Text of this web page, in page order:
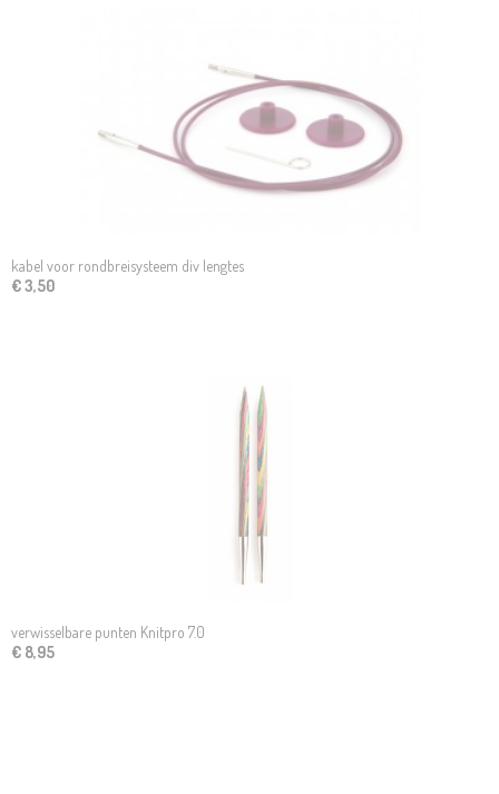
kabel voor rondbreisysteem div lengtes
€ 3,50
verwisselbare punten Knitpro 7.0
€ 8,95